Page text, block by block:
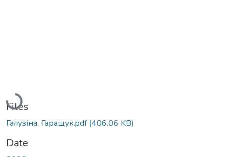
Loading...
Files
Галузіна, Гаращук.pdf(406.06 KB)
Date